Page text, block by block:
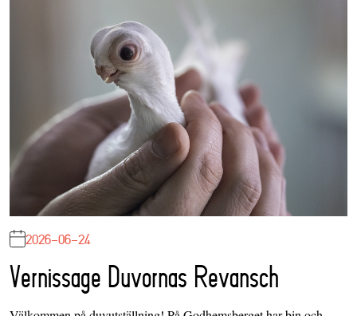
2026-06-24
Vernissage Duvornas Revansch